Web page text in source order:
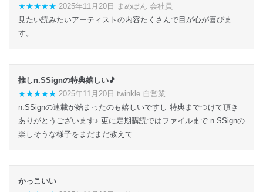
★★★★★ 2025年11月20日 まめぽん 会社員
見たい読みたいアーティストの内容たくさんで目が心が喜びま
す。
推しn.SSignの特典嬉しい🎵
★★★★★ 2025年11月20日 twinkle 自営業
n.SSignの連載が始まったのも嬉しいですし 特典までつけて頂き
ありがとうございます♪ 更に定期購読ではファイルまで n.SSignの
楽しそうな様子をまだまだ教えて
かっこいい